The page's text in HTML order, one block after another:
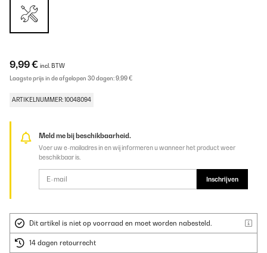
9,99 € incl. BTW
Laagste prijs in de afgelopen 30 dagen:9,99 €
ARTIKELNUMMER: 10048094
Meld me bij beschikbaarheid.
Voer uw e-mailadres in en wij informeren u wanneer het product weer
beschikbaar is.
Inschrijven
Dit artikel is niet op voorraad en moet worden nabesteld.
14 dagen retourrecht